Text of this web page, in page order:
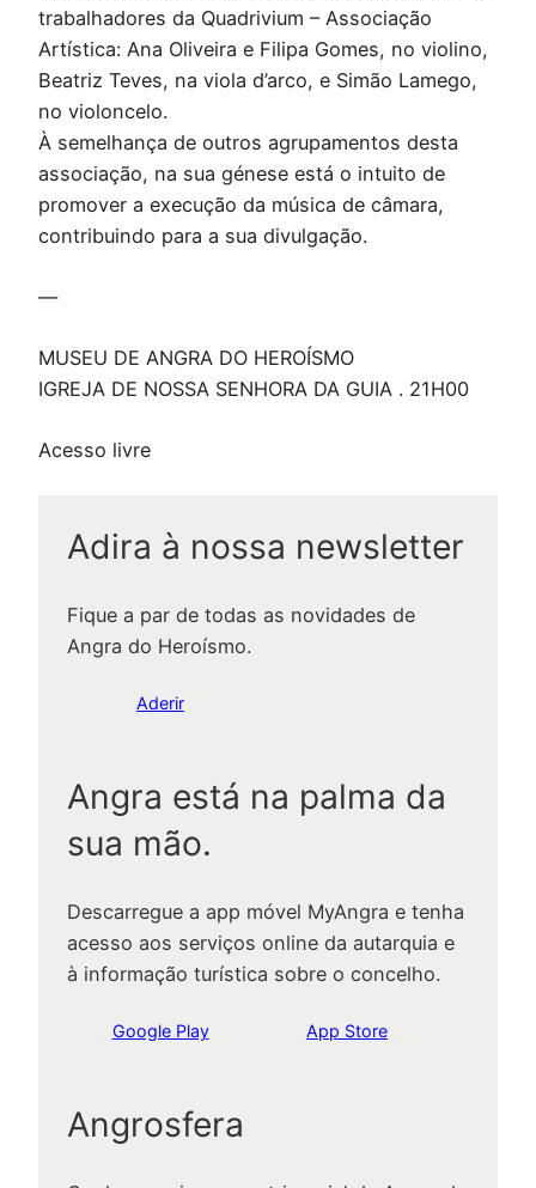
trabalhadores da Quadrivium – Associação
Artística: Ana Oliveira e Filipa Gomes, no violino,
Beatriz Teves, na viola d’arco, e Simão Lamego,
no violoncelo.
À semelhança de outros agrupamentos desta
associação, na sua génese está o intuito de
promover a execução da música de câmara,
contribuindo para a sua divulgação.
—
MUSEU DE ANGRA DO HEROÍSMO
IGREJA DE NOSSA SENHORA DA GUIA . 21H00
Acesso livre
Adira à nossa newsletter
Fique a par de todas as novidades de
Angra do Heroísmo.
Aderir
Angra está na palma da
sua mão.
Descarregue a app móvel MyAngra e tenha
acesso aos serviços online da autarquia e
à informação turística sobre o concelho.
Google Play App Store
Angrosfera